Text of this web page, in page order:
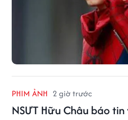
PHIM ẢNH 2 giờ trước
NSƯT Hữu Châu báo